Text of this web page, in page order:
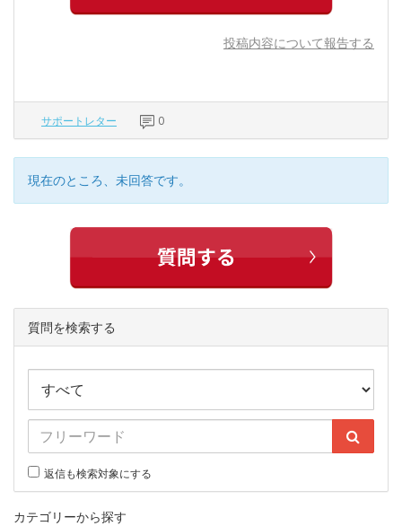
投稿内容について報告する
サポートレター 0
現在のところ、未回答です。
質問を検索する
返信も検索対象にする
カテゴリーから探す